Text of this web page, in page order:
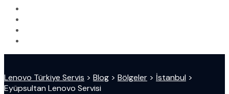
Lenovo Türkiye Servis > Blog > Bölgeler > İstanbul >
Eyüpsultan Lenovo Servisi